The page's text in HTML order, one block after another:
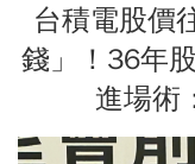
台積電股價
錢」！36年
進場術